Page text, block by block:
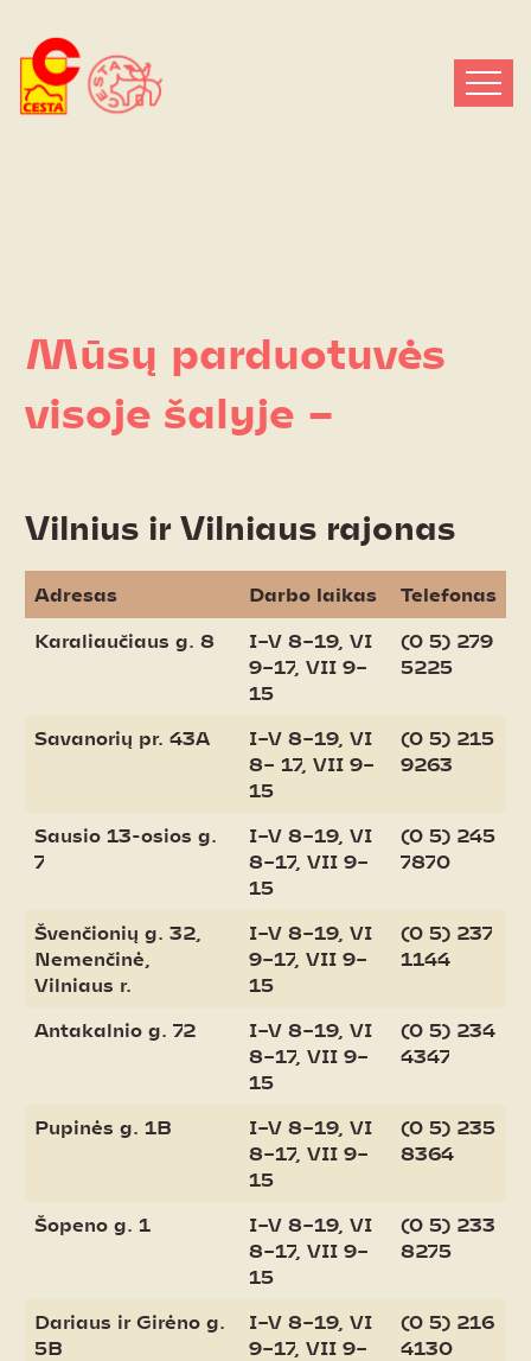
Mūsų parduotuvės
visoje šalyje –
Vilnius ir Vilniaus rajonas
Adresas Darbo laikas Telefonas
Karaliaučiaus g. 8
I–V 8–19, VI
9–17, VII 9–
15
(0 5) 279
5225
Savanorių pr. 43A
I–V 8–19, VI
8– 17, VII 9–
15
(0 5) 215
9263
Sausio 13-osios g.
7
I–V 8–19, VI
8–17, VII 9–
15
(0 5) 245
7870
Švenčionių g. 32,
Nemenčinė,
Vilniaus r.
I–V 8–19, VI
9–17, VII 9–
15
(0 5) 237
1144
Antakalnio g. 72
I–V 8–19, VI
8–17, VII 9–
15
(0 5) 234
4347
Pupinės g. 1B
I–V 8–19, VI
8–17, VII 9–
15
(0 5) 235
8364
Šopeno g. 1
I–V 8–19, VI
8–17, VII 9–
15
(0 5) 233
8275
Dariaus ir Girėno g.
5B
I–V 8–19, VI
9–17, VII 9–
(0 5) 216
4130